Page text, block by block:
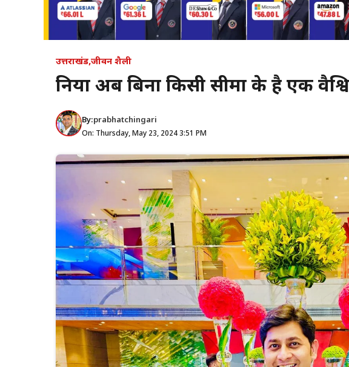
उत्तराखंड,जीवन शैली
दुनिया अब बिना किसी सीमा के है एक
By:prabhatchingari
On: Thursday, May 23, 2024 3:51 PM